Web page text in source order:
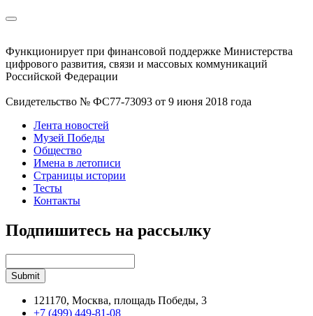
Функционирует при финансовой поддержке Министерства
цифрового развития, связи и массовых коммуникаций
Российской Федерации
Свидетельство № ФС77-73093 от 9 июня 2018 года
Лента новостей
Музей Победы
Общество
Имена в летописи
Страницы истории
Тесты
Контакты
Подпишитесь на рассылку
121170, Москва, площадь Победы, 3
+7 (499) 449-81-08